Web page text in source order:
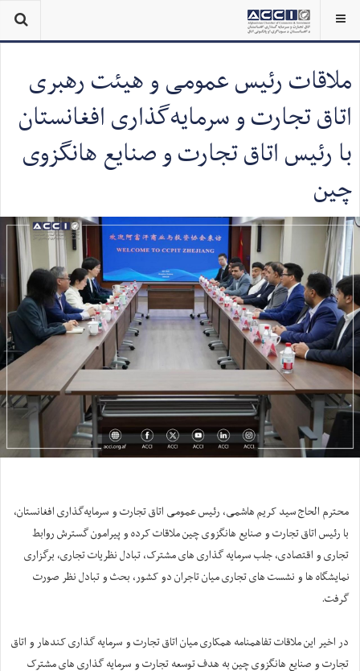
ملاقات رئیس عمومی و هیئت رهبری
اتاق تجارت و سرمایه‌گذاری افغانستان
با رئیس اتاق تجارت و صنایع هانگزوی
چین
محترم الحاج سید کریم هاشمی، رئیس عمومی اتاق تجارت و سرمایه‌گذاری افغانستان،
با رئیس اتاق تجارت و صنایع هانگزوی چین ملاقات کرده و پیرامون گسترش روابط
تجاری و اقتصادی، جلب سرمایه گذاری های مشترک، تبادل نظریات تجاری، برگزاری
نمایشگاه ها و نشست های تجاری میان تاجران دو کشور، بحث و تبادل نظر صورت
گرفت.
در اخیر این ملاقات تفاهمنامه همکاری میان اتاق تجارت و سرمایه گذاری کندهار و اتاق
تجارت و صنایع هانگزوی چین به هدف توسعه تجارت و سرمایه گذاری های مشترک